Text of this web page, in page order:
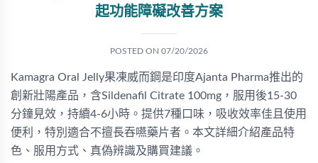
起功能障礙改善方案
POSTED ON 07/20/2026
Kamagra Oral Jelly果凍威而鋼是印度Ajanta Pharma推出的
創新壯陽產品，含Sildenafil Citrate 100mg，服用後15-30
分鐘見效，持續4-6小時。提供7種口味，吸收效率佳且使用
便利，特別適合不擅長吞嚥藥片者。本文詳細介紹產品特
色、服用方式、真偽辨識及購買建議。